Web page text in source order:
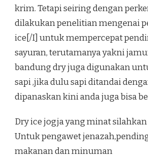
krim. Tetapi seiring dengan
dilakukan penelitian mengenai
ice[/I] untuk mempercepat
sayuran, terutamanya yakni
bandung dry juga digunakan
sapi ,jika dulu sapi ditandai
dipanaskan kini anda juga bisa
Dry ice jogja yang minat silahkan
Untuk pengawet
makanan dan minuman